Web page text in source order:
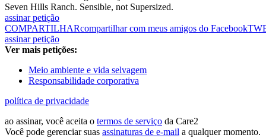
Seven Hills Ranch. Sensible, not Supersized.
assinar petição
COMPARTILHARcompartilhar com meus amigos do Facebook
assinar petição
Ver mais petições:
Meio ambiente e vida selvagem
Responsabilidade corporativa
política de privacidade
ao assinar, você aceita o termos de serviço da Care2
Você pode gerenciar suas assinaturas de e-mail a qualquer momento.